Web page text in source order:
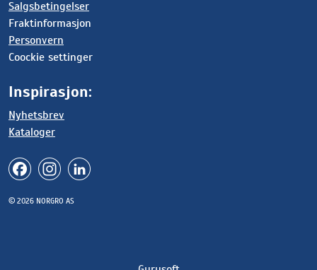
Salgsbetingelser
Fraktinformasjon
Personvern
Coockie settinger
Inspirasjon:
Nyhetsbrev
Kataloger
© 2026 NORGRO AS